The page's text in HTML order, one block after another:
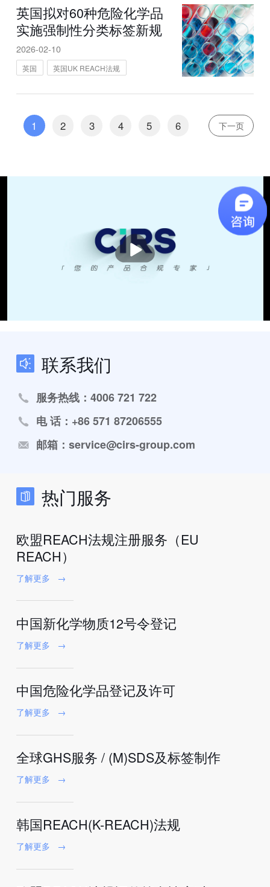
英国拟对60种危险化学品
实施强制性分类标签新规
2026-02-10
英国 英国UK REACH法规
1 2 3 4 5 6 下一页
播
放
联系我们
服务热线：4006 721 722
电 话：+86 571 87206555
邮箱：service@cirs-group.com
热门服务
欧盟REACH法规注册服务（EU
REACH）
了解更多 →
中国新化学物质12号令登记
了解更多 →
中国危险化学品登记及许可
了解更多 →
全球GHS服务 / (M)SDS及标签制作
了解更多 →
韩国REACH(K-REACH)法规
了解更多 →